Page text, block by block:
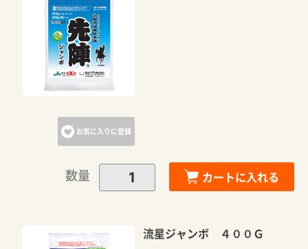
お気に入りに登録
数量 カートに入れる
流星ジャンボ ４００Ｇ